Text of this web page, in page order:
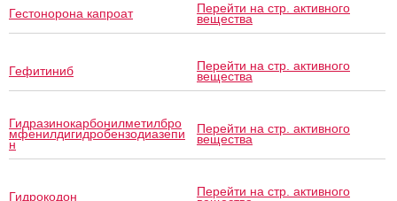
Гестонорона капроат Перейти на стр. активного
вещества
Гефитиниб Перейти на стр. активного
вещества
Гидразинокарбонилметилбро
мфенилдигидробензодиазепи
н
Перейти на стр. активного
вещества
Гидрокодон Перейти на стр. активного